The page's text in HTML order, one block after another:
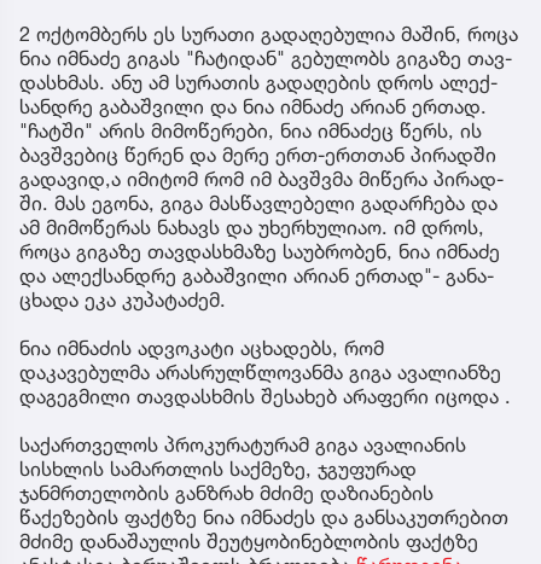
2 ოქ­ტომ­ბერს ეს სუ­რა­თი გა­და­ღე­ბუ­ლია მა­შინ, როცა
ნია იმ­ნა­ძე გი­გას "ჩა­ტი­დან" გე­ბუ­ლობს გი­გა­ზე თავ­
დას­ხმას. ანუ ამ სუ­რა­თის გა­და­ღე­ბის დროს ალექ­
სან­დრე გა­ბაშ­ვი­ლი და ნია იმ­ნა­ძე არი­ან ერ­თად.
"ჩატ­ში" არის მი­მო­წე­რე­ბი, ნია იმ­ნა­ძეც წერს, ის
ბავ­შვე­ბიც წე­რენ და მერე ერთ-ერ­თთან პი­რად­ში
გა­და­ვი­დ,ა იმი­ტომ რომ იმ ბავ­შვმა მი­წე­რა პი­რად­
ში. მას ეგო­ნა, გიგა მას­წავ­ლე­ბე­ლი გა­დარ­ჩე­ბა და
ამ მი­მო­წე­რას ნა­ხავს და უხერ­ხუ­ლი­აო. იმ დროს,
როცა გი­გა­ზე თავ­დას­ხმა­ზე სა­უბ­რო­ბენ, ნია იმ­ნა­ძე
და ალექ­სან­დრე გა­ბაშ­ვი­ლი არი­ან ერ­თად"- გა­ნა­
ცხა­და ეკა კუ­პა­ტა­ძემ.
ნია იმნაძის ადვოკატი აცხადებს, რომ
დაკავებულმა არასრულწლოვანმა გიგა ავალიანზე
დაგეგმილი თავდასხმის შესახებ არაფერი იცოდა .
საქართველოს პროკურატურამ გიგა ავალიანის
სისხლის სამართლის საქმეზე, ჯგუფურად
ჯანმრთელობის განზრახ მძიმე დაზიანების
წაქეზების ფაქტზე ნია იმნაძეს და განსაკუთრებით
მძიმე დანაშაულის შეუტყობინებლობის ფაქტზე